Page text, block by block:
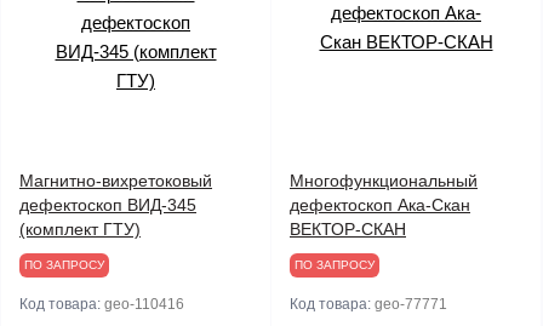
Магнитно-вихретоковый
дефектоскоп ВИД-345
(комплект ГТУ)
ПО ЗАПРОСУ
Код товара: geo-110416
Многофункциональный
дефектоскоп Ака-Скан
ВЕКТОР-СКАН
ПО ЗАПРОСУ
Код товара: geo-77771